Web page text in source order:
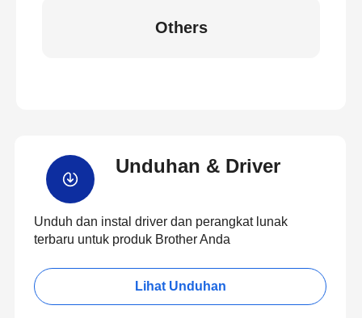
Others
Unduhan & Driver
Unduh dan instal driver dan perangkat lunak
terbaru untuk produk Brother Anda
Lihat Unduhan